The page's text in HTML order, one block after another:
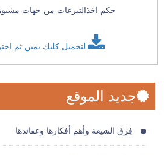
حكم اخذالتبرعات من جهات
لتحميل كليك يمين ثم
جديد الموقع
فِرق الشيعة وأهم أفكارها وعقائدها